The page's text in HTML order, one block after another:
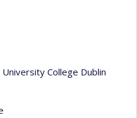
College Dublin